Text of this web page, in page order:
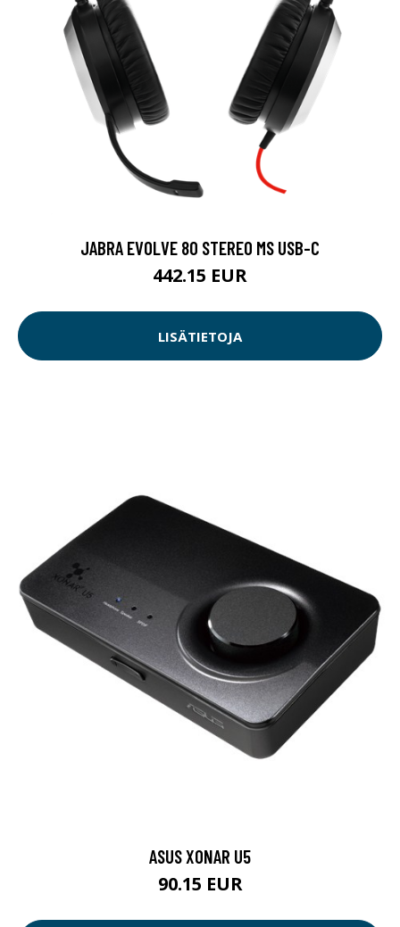
JABRA EVOLVE 80 STEREO MS USB-C
442.15 EUR
LISÄTIETOJA
ASUS XONAR U5
90.15 EUR